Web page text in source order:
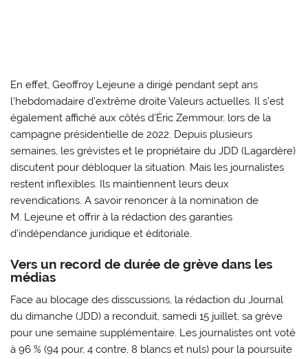
En effet, Geoffroy Lejeune a dirigé pendant sept ans
l’hebdomadaire d’extrême droite Valeurs actuelles. Il s’est
également affiché aux côtés d’Éric Zemmour, lors de la
campagne présidentielle de 2022. Depuis plusieurs
semaines, les grévistes et le propriétaire du JDD (Lagardère)
discutent pour débloquer la situation. Mais les journalistes
restent inflexibles. Ils maintiennent leurs deux
revendications. A savoir renoncer à la nomination de
M. Lejeune et offrir à la rédaction des garanties
d’indépendance juridique et éditoriale.
Vers un record de durée de grève dans les
médias
Face au blocage des disscussions, la rédaction du Journal
du dimanche (JDD) a reconduit, samedi 15 juillet, sa grève
pour une semaine supplémentaire. Les journalistes ont voté
à 96 % (94 pour, 4 contre, 8 blancs et nuls) pour la poursuite